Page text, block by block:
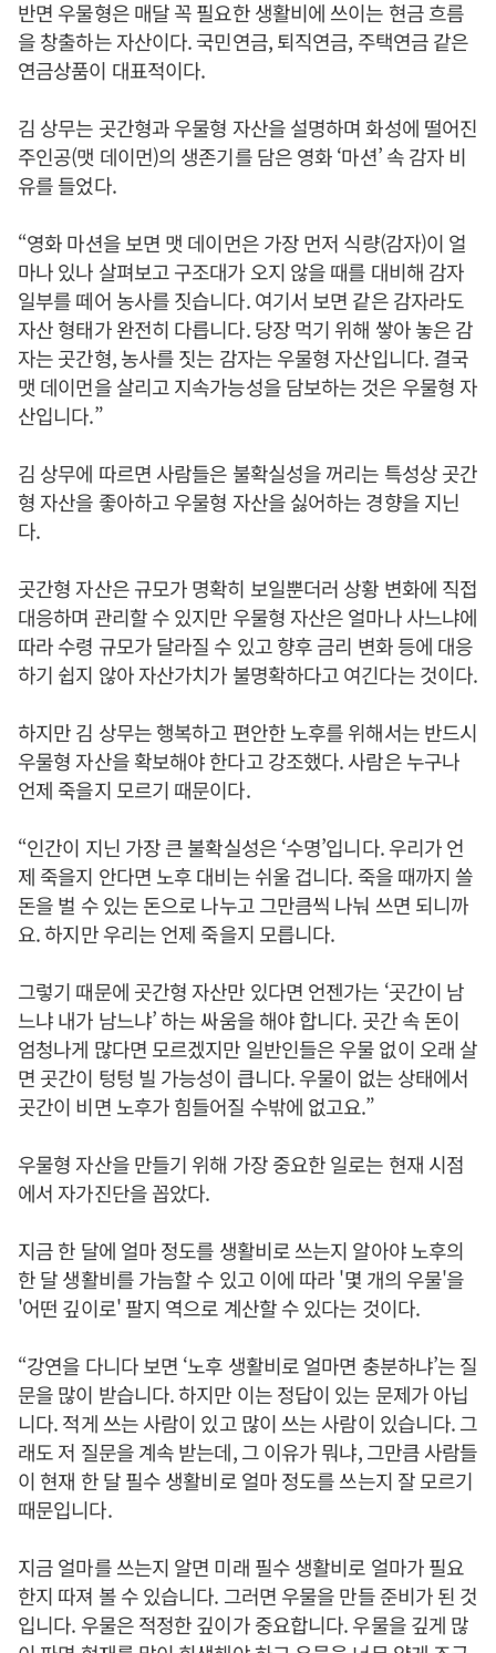
반면 우물형은 매달 꼭 필요한 생활비에 쓰이는 현금 흐름
을 창출하는 자산이다. 국민연금, 퇴직연금, 주택연금 같은
연금상품이 대표적이다.
김 상무는 곳간형과 우물형 자산을 설명하며 화성에 떨어진
주인공(맷 데이먼)의 생존기를 담은 영화 ‘마션’ 속 감자 비
유를 들었다.
“영화 마션을 보면 맷 데이먼은 가장 먼저 식량(감자)이 얼
마나 있나 살펴보고 구조대가 오지 않을 때를 대비해 감자
일부를 떼어 농사를 짓습니다. 여기서 보면 같은 감자라도
자산 형태가 완전히 다릅니다. 당장 먹기 위해 쌓아 놓은 감
자는 곳간형, 농사를 짓는 감자는 우물형 자산입니다. 결국
맷 데이먼을 살리고 지속가능성을 담보하는 것은 우물형 자
산입니다.”
김 상무에 따르면 사람들은 불확실성을 꺼리는 특성상 곳간
형 자산을 좋아하고 우물형 자산을 싫어하는 경향을 지닌
다.
곳간형 자산은 규모가 명확히 보일뿐더러 상황 변화에 직접
대응하며 관리할 수 있지만 우물형 자산은 얼마나 사느냐에
따라 수령 규모가 달라질 수 있고 향후 금리 변화 등에 대응
하기 쉽지 않아 자산가치가 불명확하다고 여긴다는 것이다.
하지만 김 상무는 행복하고 편안한 노후를 위해서는 반드시
우물형 자산을 확보해야 한다고 강조했다. 사람은 누구나
언제 죽을지 모르기 때문이다.
“인간이 지닌 가장 큰 불확실성은 ‘수명’입니다. 우리가 언
제 죽을지 안다면 노후 대비는 쉬울 겁니다. 죽을 때까지 쓸
돈을 벌 수 있는 돈으로 나누고 그만큼씩 나눠 쓰면 되니까
요. 하지만 우리는 언제 죽을지 모릅니다.
그렇기 때문에 곳간형 자산만 있다면 언젠가는 ‘곳간이 남
느냐 내가 남느냐’ 하는 싸움을 해야 합니다. 곳간 속 돈이
엄청나게 많다면 모르겠지만 일반인들은 우물 없이 오래 살
면 곳간이 텅텅 빌 가능성이 큽니다. 우물이 없는 상태에서
곳간이 비면 노후가 힘들어질 수밖에 없고요.”
우물형 자산을 만들기 위해 가장 중요한 일로는 현재 시점
에서 자가진단을 꼽았다.
지금 한 달에 얼마 정도를 생활비로 쓰는지 알아야 노후의
한 달 생활비를 가늠할 수 있고 이에 따라 '몇 개의 우물'을
'어떤 깊이로' 팔지 역으로 계산할 수 있다는 것이다.
“강연을 다니다 보면 ‘노후 생활비로 얼마면 충분하냐’는 질
문을 많이 받습니다. 하지만 이는 정답이 있는 문제가 아닙
니다. 적게 쓰는 사람이 있고 많이 쓰는 사람이 있습니다. 그
래도 저 질문을 계속 받는데, 그 이유가 뭐냐, 그만큼 사람들
이 현재 한 달 필수 생활비로 얼마 정도를 쓰는지 잘 모르기
때문입니다.
지금 얼마를 쓰는지 알면 미래 필수 생활비로 얼마가 필요
한지 따져 볼 수 있습니다. 그러면 우물을 만들 준비가 된 것
입니다. 우물은 적정한 깊이가 중요합니다. 우물을 깊게 많